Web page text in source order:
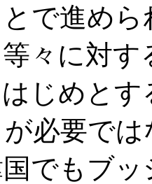
で進め
々に対
じめと
必要で
でもブッ